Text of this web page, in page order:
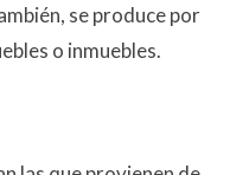
se produce por
o inmuebles.